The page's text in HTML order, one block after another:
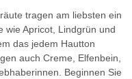
tragen am liebsten ein
wie Apricot, Lindgrün und
das jedem Hautton
auch Creme, Elfenbein,
Beginnen Sie